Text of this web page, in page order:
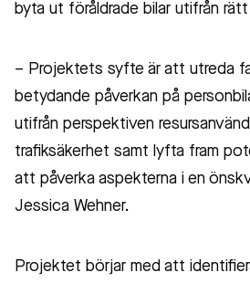
byta ut föråldrade bilar utifrån
– Projektets syfte är att utreda
betydande påverkan på
utifrån perspektiven
trafiksäkerhet samt lyfta fram
att påverka aspekterna i en
Jessica Wehner.
Projektet börjar med att